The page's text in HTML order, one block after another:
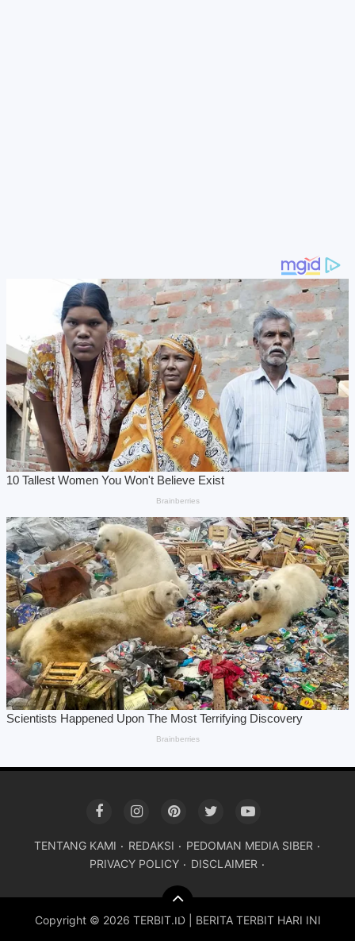
TENTANG KAMI REDAKSI
PEDOMAN MEDIA SIBER
PRIVACY POLICY
DISCLAIMER
Copyright © 2026 TERBIT.ID | BERITA TERBIT HARI INI